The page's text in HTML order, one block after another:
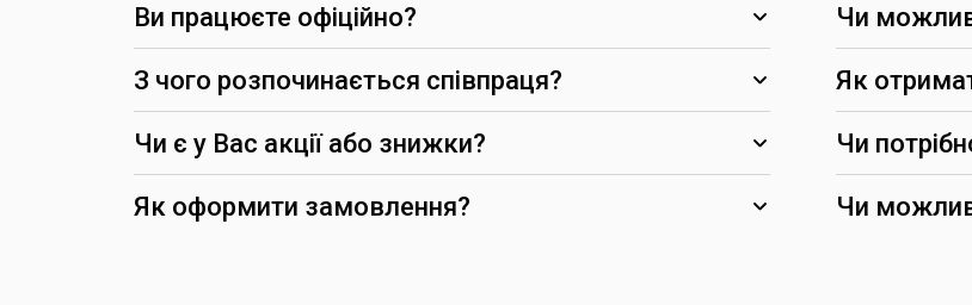
Ви працюєте офіційно?
З чого розпочинається співпраця?
Чи є у Вас акції або знижки?
-5%
Як оформити замовлення?
Чи
Як
Чи
Чи